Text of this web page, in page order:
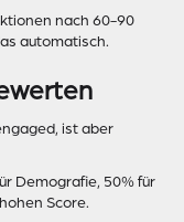
nach 60-90
automatisch.
ist aber
Demografie, 50% für
Score.